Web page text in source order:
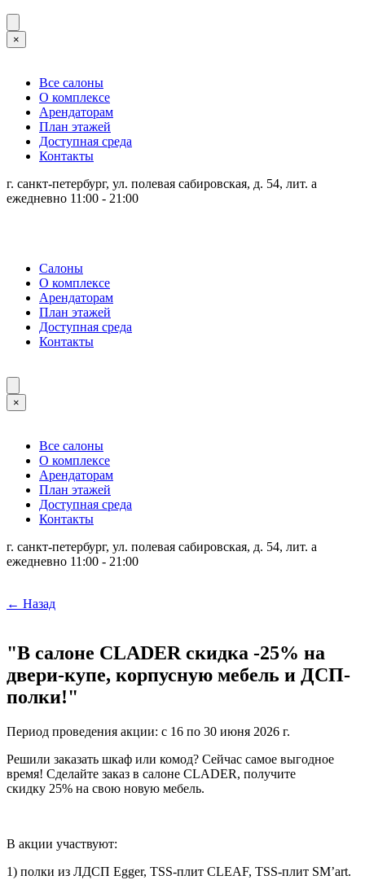
×
Все салоны
О комплексе
Арендаторам
План этажей
Доступная среда
Контакты
г. санкт-петербург, ул. полевая сабировская, д. 54, лит. а
ежедневно 11:00 - 21:00
Салоны
О комплексе
Арендаторам
План этажей
Доступная среда
Контакты
×
Все салоны
О комплексе
Арендаторам
План этажей
Доступная среда
Контакты
г. санкт-петербург, ул. полевая сабировская, д. 54, лит. а
ежедневно 11:00 - 21:00
← Назад
"В салоне CLADER скидка -25% на
двери-купе, корпусную мебель и ДСП-
полки!"
Период проведения акции: c 16 по 30 июня 2026 г.
Решили заказать шкаф или комод? Сейчас самое выгодное
время! Сделайте заказ в салоне CLADER, получите
скидку 25% на свою новую мебель.
В акции участвуют:
1) полки из ЛДСП Egger, TSS-плит CLEAF, TSS-плит SM’art.